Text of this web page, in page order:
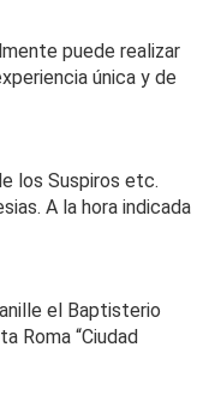
puede realizar
única y de
los Suspiros etc.
A la hora indicada
el Baptisterio
Roma “Ciudad